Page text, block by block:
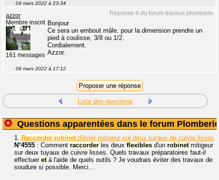
04 mars 2022 à 23:34
Réponse 4 du forum travaux plomberie
azzor
Membre inscrit
161 messages
Bonjour
Ce sera un embout mâle, pour la dimension prendre un
pied à coulisse, 3/8 ou 1/2.
Cordialement.
Azzor.
06 mars 2022 à 17:12
Liste des questions
Questions apparentées dans le forum Plomberie
1. Raccorder robinetd'évier mitigeur sur deux tuyaux de cuivre lisses
N°4555 : Comment raccorder les deux flexibles d'un robinetmitigeur
sur deux tuyaux de cuivre lisses. Quels travaux préparatoires faut-il
effectuer età l'aide de quels outils ? Je voudrais éviter des travaux de
soudure si possible. Merci...